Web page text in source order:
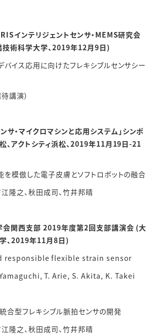
インテリジェントセンサ・MEMS研究会
技術科学大学、2019年12月9日)
ス応用に向けたフレキシブルセンサシー
演）
サ・マイクロマシンと応用システム」シンポ
、アクトシティ浜松、2019年11月19日-21
倣した電子皮膚とソフトロボットの融合
之、秋田成司、竹井邦晴
会関西支部 2019年度第2回支部講演会 (大
、2019年11月8日)
flexible strain sensor
T. Arie, S. Akita, K. Takei
型フレキシブル脈拍センサの開発
之、秋田成司、竹井邦晴